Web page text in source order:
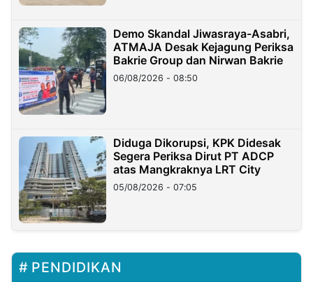
Demo Skandal Jiwasraya-Asabri,
ATMAJA Desak Kejagung Periksa
Bakrie Group dan Nirwan Bakrie
06/08/2026 - 08:50
Diduga Dikorupsi, KPK Didesak
Segera Periksa Dirut PT ADCP
atas Mangkraknya LRT City
05/08/2026 - 07:05
PENDIDIKAN